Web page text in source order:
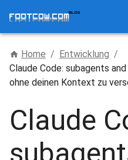
Home / Entwicklung /
Claude Code: subagents
ohne deinen Kontext zu
Claude